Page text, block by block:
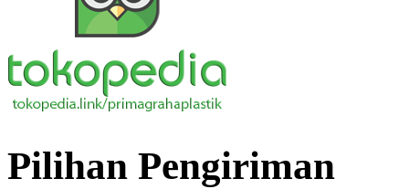
Pilihan Pengiriman